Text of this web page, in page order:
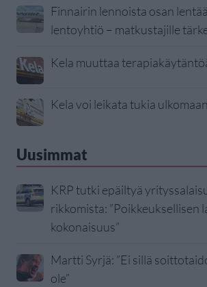
Finnairin lennoista osan
lentoyhtiö – matkustajille
Kela muuttaa
Kela voi leikata tukia
Uusimmat
KRP tutki epäiltyä
rikkomista: ”Poikkeuksellisen
kokonaisuus”
Martti Syrjä: ”Ei sillä
ole”